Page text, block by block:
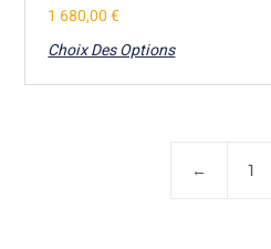
1 680,00€
Choix Des Options
← 1